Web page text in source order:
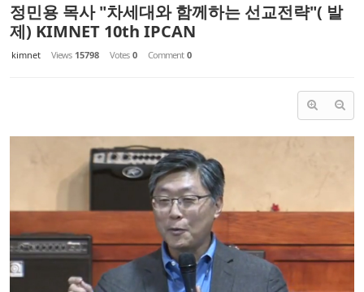
정민용 목사 "차세대와 함께하는 선교전략"( 발
제) KIMNET 10th IPCAN
kimnet Views 15798 Votes 0 Comment 0